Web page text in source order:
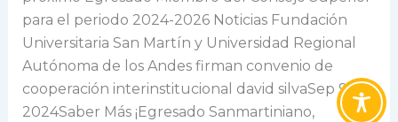
para el periodo 2024-2026 Noticias Fundación
Universitaria San Martín y Universidad Regional
Autónoma de los Andes firman convenio de
cooperación interinstitucional david silvaSep 9,
2024Saber Más ¡Egresado Sanmartiniano,